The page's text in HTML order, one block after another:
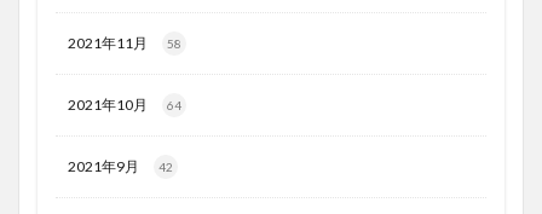
2021年11月 58
2021年10月 64
2021年9月 42